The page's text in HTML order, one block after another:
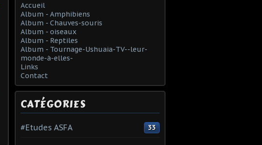
Accueil
Album - Amphibiens
Album - Chauves-souris
Album - oiseaux
Album - Reptiles
Album - Tournage-Ushuaia-TV--leur-
monde-à-elles-
Links
Contact
CATÉGORIES
#Etudes ASFA 33